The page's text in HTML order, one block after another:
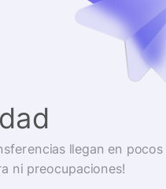
llegan en pocos
ni preocupaciones!